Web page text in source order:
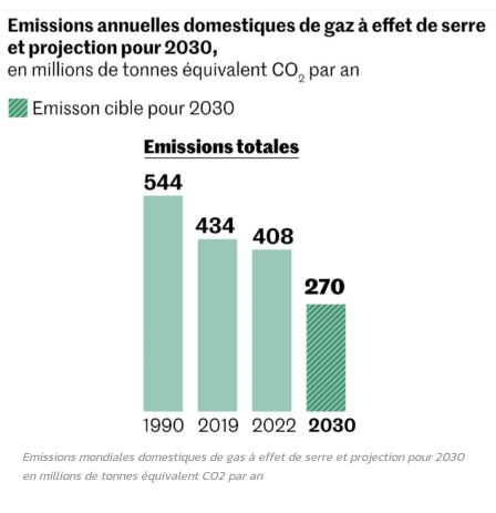
Emissions mondiales domestiques de gas à effet de serre et projection pour 2030
en millions de tonnes équivalent CO2 par an